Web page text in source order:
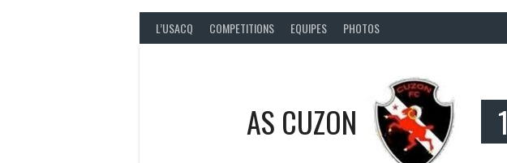
L’USACQ COMPETITIONS EQUIPES PHOTOS
AS CUZON 1